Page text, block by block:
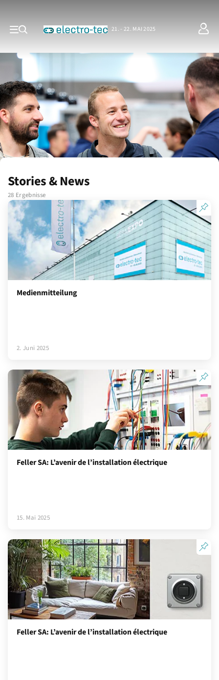
21. - 22. MAI 2025
Stories & News
28 Ergebnisse
Medienmitteilung
2. Juni 2025
Feller SA: L’avenir de l’installation électrique
15. Mai 2025
Feller SA: L’avenir de l’installation électrique